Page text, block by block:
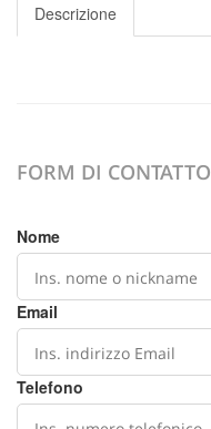
Descrizione
FORM DI CONTATTO
Nome
Email
Telefono